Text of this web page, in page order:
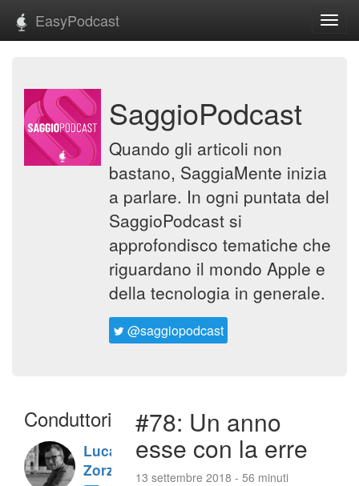
EasyPodcast
SaggioPodcast
Quando gli articoli non
bastano, SaggiaMente inizia
a parlare. In ogni puntata del
SaggioPodcast si
approfondisco tematiche che
riguardano il mondo Apple e
della tecnologia in generale.
@saggiopodcast
Conduttori
Luca
Zorzi
#78: Un anno
esse con la erre
13 settembre 2018 - 56 minuti